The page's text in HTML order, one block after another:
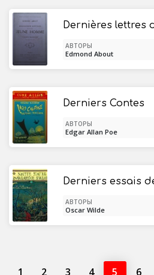
АВТОРЫ
Edmond About
Derniers Contes
АВТОРЫ
Edgar Allan Poe
АВТОРЫ
Oscar Wilde
1 2 3 4 5 6